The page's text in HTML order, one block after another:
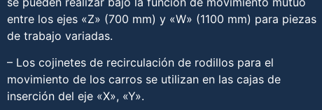
entre los ejes «Z» (700 mm) y «W» (1100 mm) para piezas
de trabajo variadas.
– Los cojinetes de recirculación de rodillos para el
movimiento de los carros se utilizan en las cajas de
inserción del eje «X», «Y».